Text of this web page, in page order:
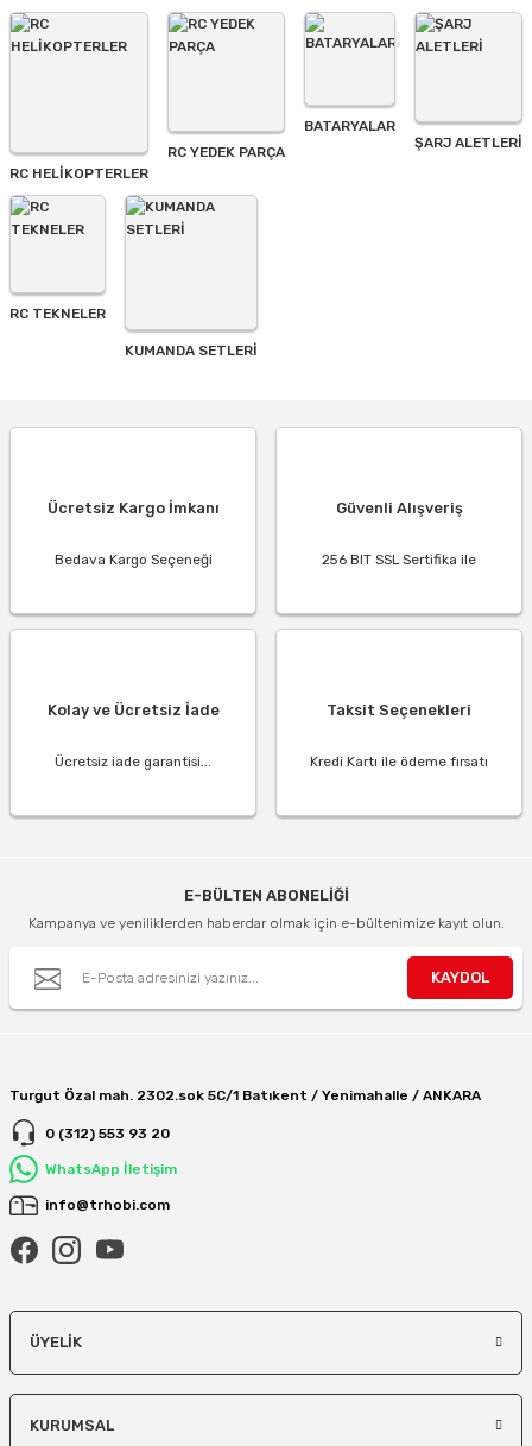
Gönder
RC HELİKOPTERLER
RC YEDEK PARÇA
BATARYALAR
ŞARJ ALETLERI
RC TEKNELER
KUMANDA SETLERİ
Ücretsiz Kargo İmkanı
Bedava Kargo Seçeneği
Güvenli Alışveriş
256 BIT SSL Sertifika ile
Kolay ve Ücretsiz İade
Ücretsiz iade garantisi...
Taksit Seçenekleri
Kredi Kartı ile ödeme fırsatı
E-BÜLTEN ABONELİĞİ
Kampanya ve yeniliklerden haberdar olmak için e-bültenimize kayıt olun.
KAYDOL
Turgut Özal mah. 2302.sok 5C/1 Batıkent / Yenimahalle / ANKARA
0 (312) 553 93 20
WhatsApp İletişim
info@trhobi.com
ÜYELIK
KURUMSAL